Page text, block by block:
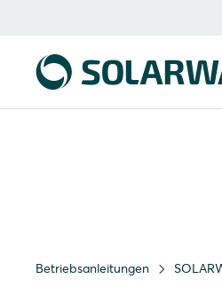
Betriebsanleitungen